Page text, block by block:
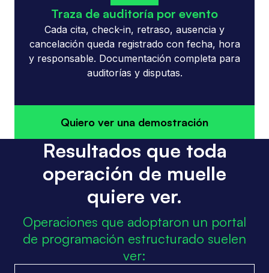
Traza de auditoría por evento
Cada cita, check-in, retraso, ausencia y
cancelación queda registrado con fecha, hora
y responsable. Documentación completa para
auditorías y disputas.
Quiero ver una demostración
Resultados que toda
operación de muelle
quiere ver.
Operaciones que adoptaron un portal
de programación estructurado suelen
ver: